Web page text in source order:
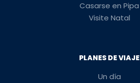
Casarse en Pipa
Visite Natal
PLANES DE VIAJE
Un día